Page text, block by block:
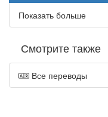
Показать больше
Смотрите также
Все переводы